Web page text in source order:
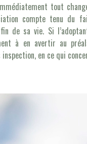
tout
compte tenu du
de sa vie. Si
à en avertir au
en ce qui